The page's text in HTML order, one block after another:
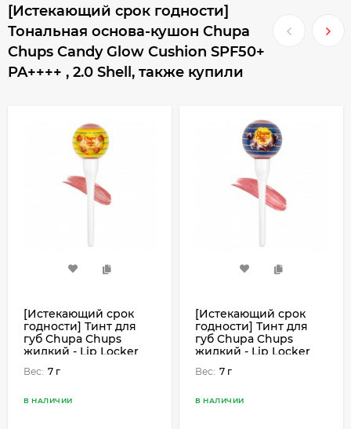
[Истекающий срок годности]
Тональная основа-кушон Chupa
Chups Candy Glow Cushion SPF50+
PA++++ , 2.0 Shell, также купили
[Истекающий срок
годности] Тинт для
губ Chupa Chups
жидкий - Lip Locker
манго
Вес: 7 г
В НАЛИЧИИ
[Истекающий срок
годности] Тинт для
губ Chupa Chups
жидкий - Lip Locker
Вес: 7 г
В НАЛИЧИИ